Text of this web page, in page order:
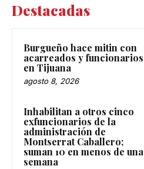
Destacadas
Burgueño hace mitin con
acarreados y funcionarios
en Tijuana
agosto 8, 2026
Inhabilitan a otros cinco
exfuncionarios de la
administración de
Montserrat Caballero;
suman 10 en menos de una
semana